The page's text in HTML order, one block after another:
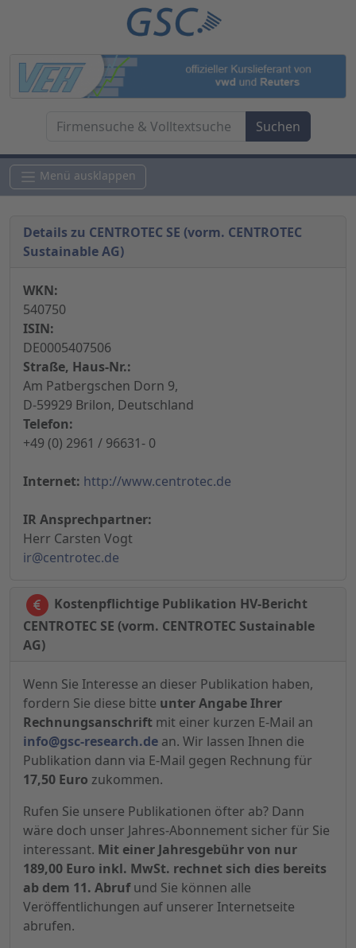
Menü ausklappen
Details zu CENTROTEC SE (vorm. CENTROTEC
Sustainable AG)
WKN:
540750
ISIN:
DE0005407506
Straße, Haus-Nr.:
Am Patbergschen Dorn 9,
D-59929 Brilon, Deutschland
Telefon:
+49 (0) 2961 / 96631- 0
Internet: http://www.centrotec.de
IR Ansprechpartner:
Herr Carsten Vogt
ir@centrotec.de
Kostenpflichtige Publikation HV-Bericht
CENTROTEC SE (vorm. CENTROTEC Sustainable
AG)
Wenn Sie Interesse an dieser Publikation haben,
fordern Sie diese bitte unter Angabe Ihrer
Rechnungsanschrift mit einer kurzen E-Mail an
info@gsc-research.de an. Wir lassen Ihnen die
Publikation dann via E-Mail gegen Rechnung für
17,50 Euro zukommen.
Rufen Sie unsere Publikationen öfter ab? Dann
wäre doch unser Jahres-Abonnement sicher für Sie
interessant. Mit einer Jahresgebühr von nur
189,00 Euro inkl. MwSt. rechnet sich dies bereits
ab dem 11. Abrufund Sie können alle
Veröffentlichungen auf unserer Internetseite
abrufen.